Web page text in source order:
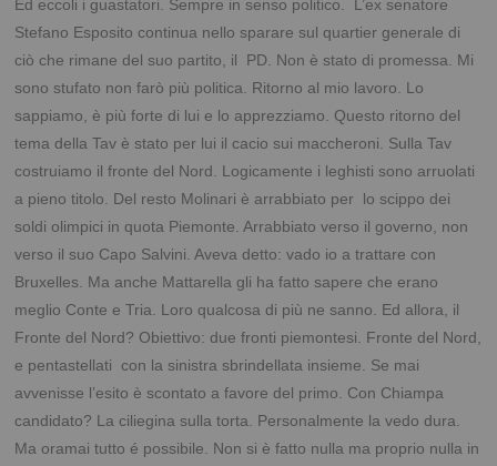
Ed eccoli i guastatori. Sempre in senso politico. L’ex senatore
Stefano Esposito continua nello sparare sul quartier generale di
ciò che rimane del suo partito, il PD. Non è stato di promessa. Mi
sono stufato non farò più politica. Ritorno al mio lavoro. Lo
sappiamo, è più forte di lui e lo apprezziamo. Questo ritorno del
tema della Tav è stato per lui il cacio sui maccheroni. Sulla Tav
costruiamo il fronte del Nord. Logicamente i leghisti sono arruolati
a pieno titolo. Del resto Molinari è arrabbiato per lo scippo dei
soldi olimpici in quota Piemonte. Arrabbiato verso il governo, non
verso il suo Capo Salvini. Aveva detto: vado io a trattare con
Bruxelles. Ma anche Mattarella gli ha fatto sapere che erano
meglio Conte e Tria. Loro qualcosa di più ne sanno. Ed allora, il
Fronte del Nord? Obiettivo: due fronti piemontesi. Fronte del Nord,
e pentastellati con la sinistra sbrindellata insieme. Se mai
avvenisse l’esito è scontato a favore del primo. Con Chiampa
candidato? La ciliegina sulla torta. Personalmente la vedo dura.
Ma oramai tutto é possibile. Non si è fatto nulla ma proprio nulla in